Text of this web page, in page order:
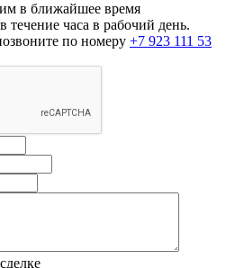
в ближайшее время
часа в рабочий день.
по номеру +7 923 111 53